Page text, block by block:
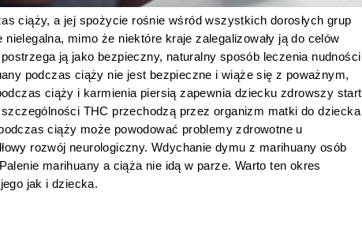
ciąży, a jej spożycie rośnie wśród wszystkich dorosłych grup
mimo że niektóre kraje zalegalizowały ją do celów
ją jako bezpieczny, naturalny sposób leczenia nudności
podczas ciąży nie jest bezpieczne i wiąże się z poważnym,
ciąży i karmienia piersią zapewnia dziecku zdrowszy start
THC przechodzą przez organizm matki do dziecka
ciąży może powodować problemy zdrowotne u
rozwój neurologiczny. Wdychanie dymu z marihuany osób
marihuany a ciąża nie idą w parze. Warto ten okres
jak i dziecka.